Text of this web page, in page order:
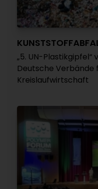
„5. UN-
Deutsche Verbände
Kreislaufwirtschaft